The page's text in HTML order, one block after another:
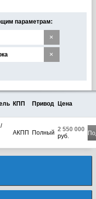
параметрам:
×
×
КПП Привод Цена
АКПП Полный 2 550 000
руб.